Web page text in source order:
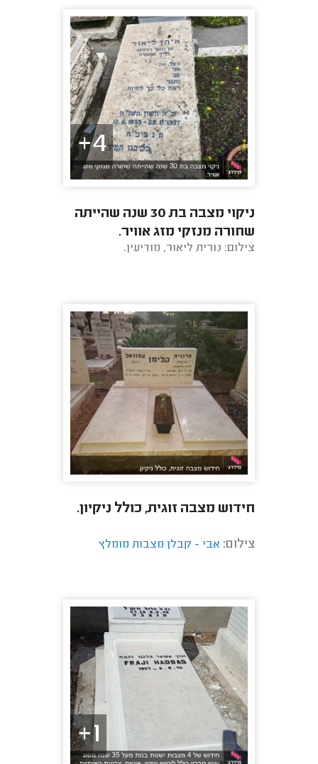
4+
ניקוי מצבה בת 30 שנה שהייתה
שחורה מנזקי מזג אוויר.
צילום: נורית ליאור, מודיעין.
חידוש מצבה זוגית, כולל ניקיון.
צילום: אבי - קבלן מצבות מומלץ
1+